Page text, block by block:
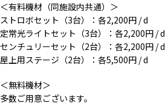
＜有料機材（同施設内共通）＞
ストロボセット（3台）：各2,200円 / d
定常光ライトセット（3台）：各2,200円 / d
センチュリーセット（2台）：各2,200円 / d
屋上用ステージ（2台）：各5,500円 / d
＜無料機材＞
多数ご用意ございます。